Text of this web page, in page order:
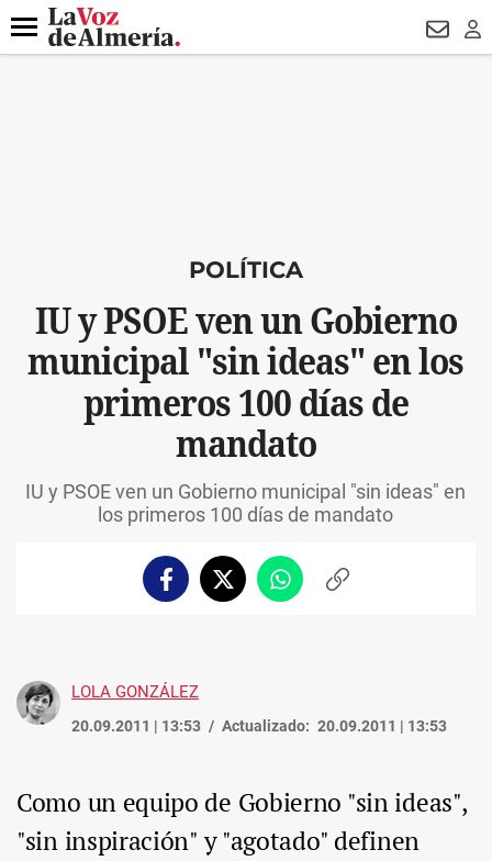
DESTACADO
Menú
POLÍTICA
IU y PSOE ven un Gobierno
municipal "sin ideas" en los
primeros 100 días de
mandato
IU y PSOE ven un Gobierno municipal "sin ideas" en
los primeros 100 días de mandato
FacebookTwitterWhatsappCopiar
LOLA GONZÁLEZ
20.09.2011 | 13:53 Actualizado: 20.09.2011 | 13:53
Como un equipo de Gobierno "sin ideas",
"sin inspiración" y "agotado" definen